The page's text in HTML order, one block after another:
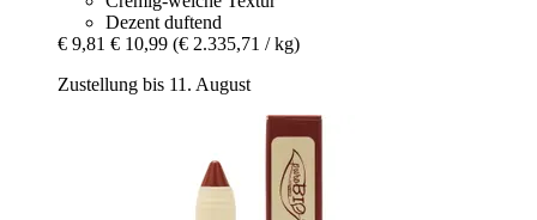
Dezent duftend
€ 9,81 € 10,99 (€ 2.335,71 / kg)
Zustellung bis 11. August